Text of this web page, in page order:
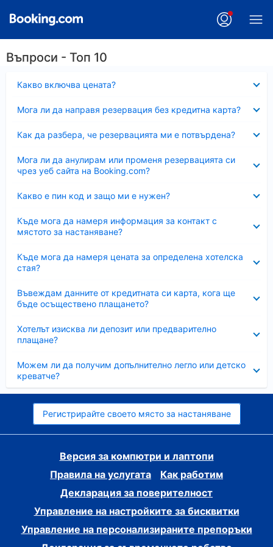
Въпроси - Топ 10
Какво включва цената?
Мога ли да направя резервация без кредитна карта?
Как да разбера, че резервацията ми е потвърдена?
Мога ли да анулирам или променя резервацията си
чрез уеб сайта на Booking.com?
Какво е пин код и защо ми е нужен?
Къде мога да намеря информация за контакт с
мястото за настаняване?
Къде мога да намеря цената за определена хотелска
стая?
Въвеждам данните от кредитната си карта, кога ще
бъде осъществено плащането?
Хотелът изисква ли депозит или предварително
плащане?
Можем ли да получим допълнително легло или детско
креватче?
Регистрирайте своето място за настаняване
Версия за компютри и лаптопи
Правила на услугата
Как работим
Декларация за поверителност
Управление на настройките за бисквитки
Управление на персонализираните препоръки